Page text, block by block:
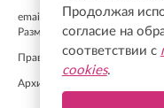
email:
info@online47.ru
Размещение рекламы
Правила применения
Архив
Продолжая
согласие на
соответствии с
cookies.